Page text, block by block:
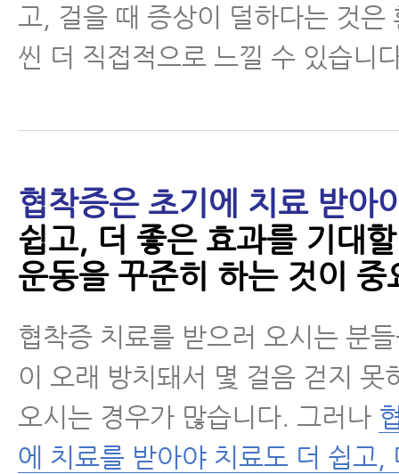
- 협착증치료, 지난 20년간 협착
엄청난 발전을 이룩했다
료가 가능한 이유를 알 수 있다.
5가지 운동
- 척추협착증 수술 없이도 치료가
가지
- 허리협착증치료 효과, 임상시험
통해 밝혀진 재활치료 효과와 국
표
- 척추관협착증이 수술 없이 좋아
고, 걸을 때 증상이 덜하다는 것은
씬 더 직접적으로 느낄 수 있습니
협착증은 초기에 치료 받아
쉽고, 더 좋은 효과를 기대
운동을 꾸준히 하는 것이 중
협착증 치료를 받으러 오시는 분
이 오래 방치돼서 몇 걸음 걷지 못
오시는 경우가 많습니다. 그러나
에 치료를 받아야 치료도 더 쉽고,